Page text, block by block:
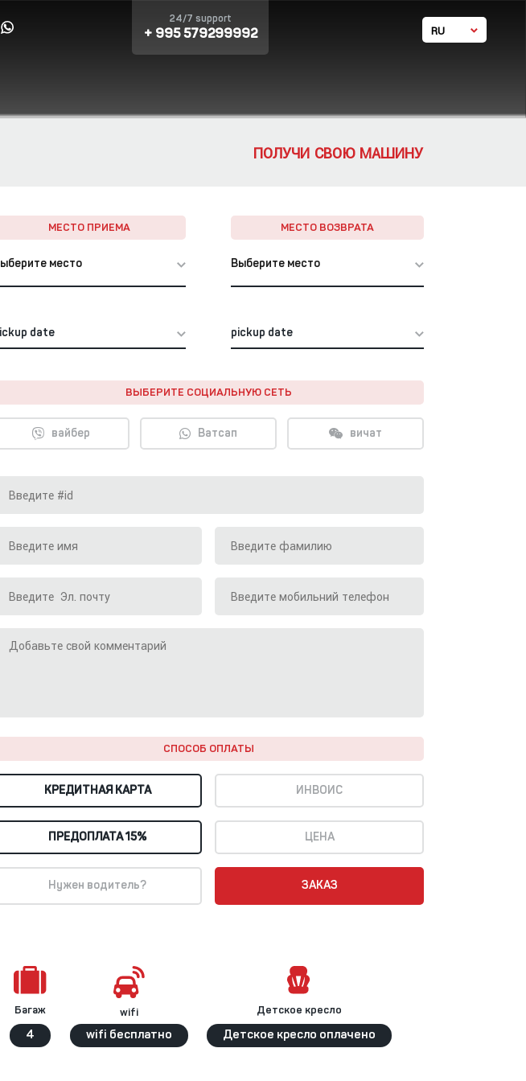
24/7 support
+ 995 579299992 RU
ПОЛУЧИ СВОЮ МАШИНУ
МЕСТО ПРИЕМА
место
МЕСТО ВОЗВРАТА
Выберите место
ВЫБЕРИТЕ СОЦИАЛЬНУЮ СЕТЬ
вайбер Ватсап вичат
СПОСОБ ОПЛАТЫ
КРЕДИТНАЯ КАРТА ИНВОИС
ПРЕДОПЛАТА 15% ЦЕНА
Нужен водитель? ЗАКАЗ
Багаж
4
wifi
wifi бесплатно
Детское кресло
Детское кресло оплачено